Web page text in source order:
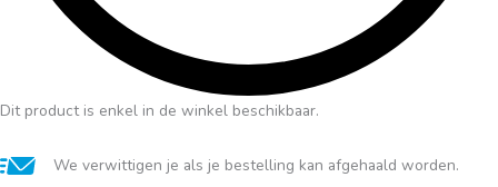
Dit product is enkel in de winkel beschikbaar.
We verwittigen je als je bestelling kan afgehaald worden.